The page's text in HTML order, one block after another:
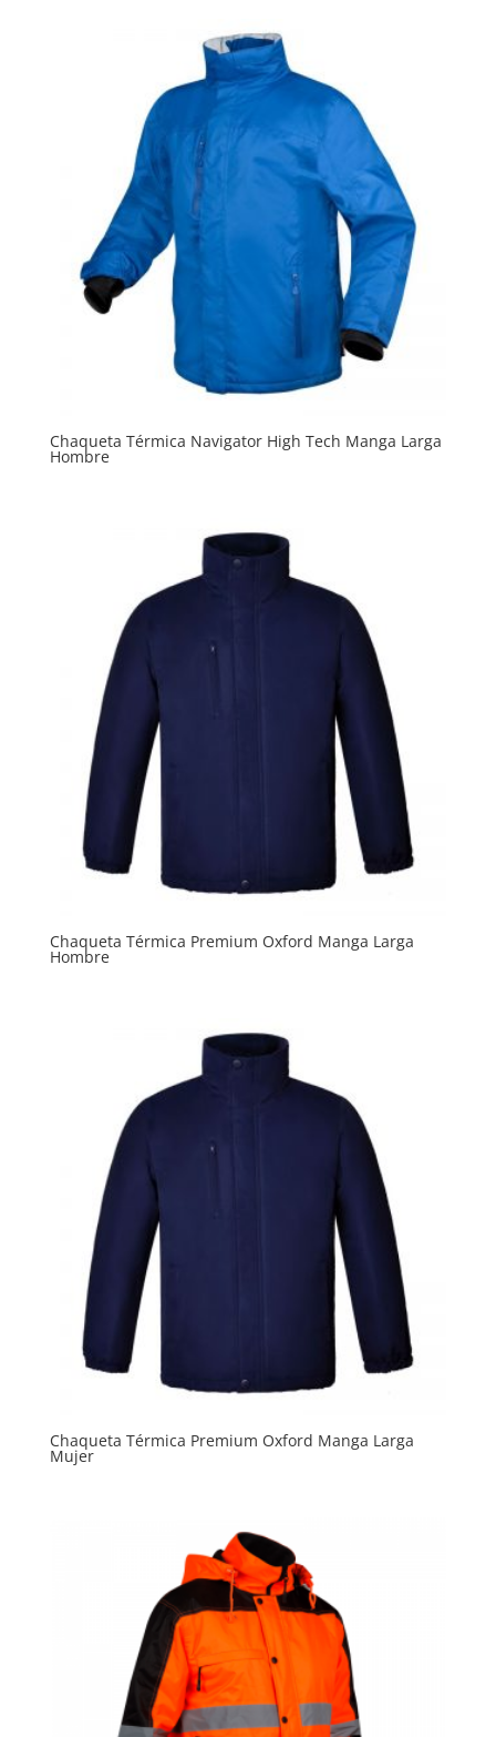
Chaqueta Térmica Navigator High Tech Manga Larga
Hombre
Chaqueta Térmica Premium Oxford Manga Larga
Hombre
Chaqueta Térmica Premium Oxford Manga Larga
Mujer